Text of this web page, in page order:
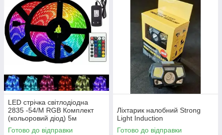
LED стрічка світлодіодна
2835 -54/M RGB Комплект
(кольоровий діод) 5м
Готово до відправки
Ліхтарик налобний Strong
Light Induction
Готово до відправки